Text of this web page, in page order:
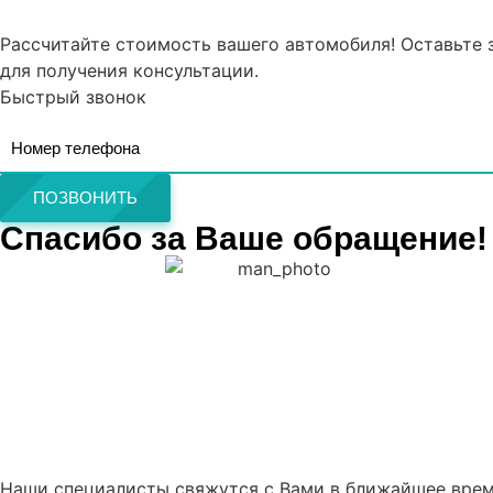
Рассчитайте стоимость вашего автомобиля! Оставьте
для получения консультации.
Быстрый звонок
ПОЗВОНИТЬ
Спасибо за Ваше обращение!